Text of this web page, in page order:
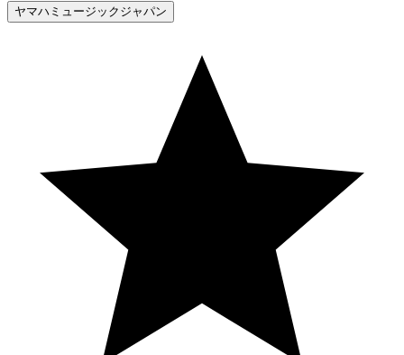
ヤマハミュージックジャパン